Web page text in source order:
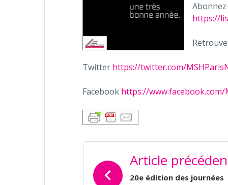
https://
Twitter https://twitter.com/
Facebook https://www.facebook.com/
DE
Article
20e édition des journées